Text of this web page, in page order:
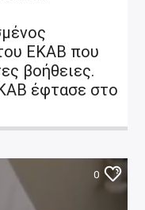
ΕΚΑΒ που
βοήθειες.
έφτασε στο
0